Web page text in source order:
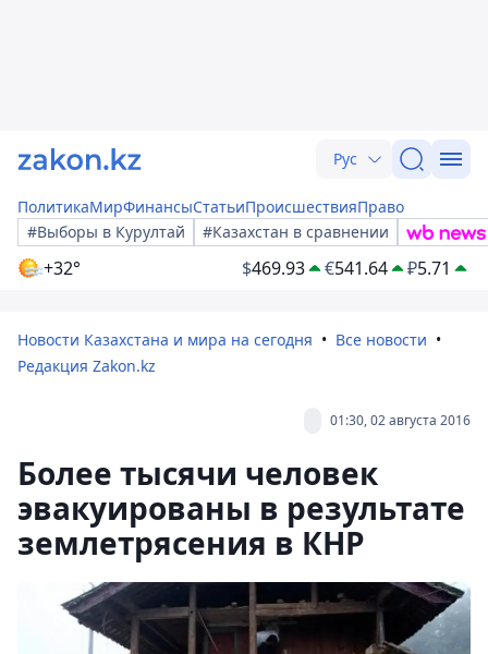
Рус
ПолитикаМирФинансыСтатьиПроисшествияПраво
#Выборы в Курултай
#Казахстан в сравнении
+32° $469.93 €541.64 ₽5.71
Новости Казахстана и мира на сегодня
Все новости
Редакция Zakon.kz
01:30, 02 августа 2016
Более тысячи человек
эвакуированы в результате
землетрясения в КНР